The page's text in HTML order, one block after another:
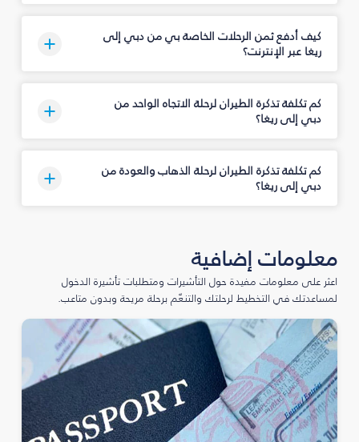
كيف أدفع ثمن الرحلات الخاصة بي من دبي إلى
ريغا عبر الإنترنت؟
كم تكلفة تذكرة الطيران لرحلة الاتجاه الواحد من
دبي إلى ريغا؟
كم تكلفة تذكرة الطيران لرحلة الذهاب والعودة من
دبي إلى ريغا؟
معلومات إضافية
اعثر على معلومات مفيدة حول التأشيرات ومتطلبات تأشيرة الدخول
لمساعدتك في التخطيط لرحلتك والتنعّم برحلة مريحة وبدون متاعب.